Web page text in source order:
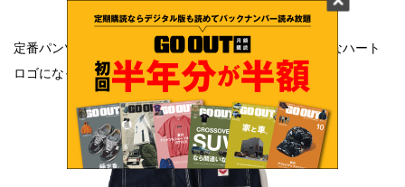
定番パンツだが、ヒップポケットのタグを見るとクールなハート
ロゴになっている！